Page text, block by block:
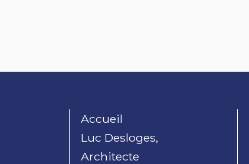
Accueil
Luc Desloges,
Architecte